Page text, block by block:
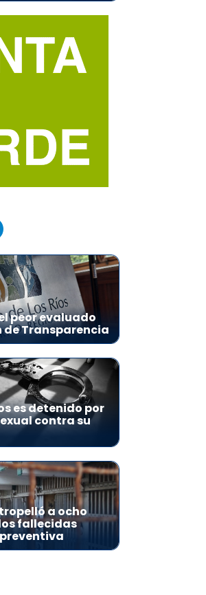
el peor evaluado
Transparencia
es detenido por
contra su
a ocho
fallecidas